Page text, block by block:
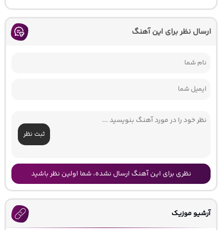
ارسال نظر برای این آهنگ
ثبت نظر
نظری برای این آهنگ ارسال نشده، شما اولین نظر باشید
آرشیو موزیک